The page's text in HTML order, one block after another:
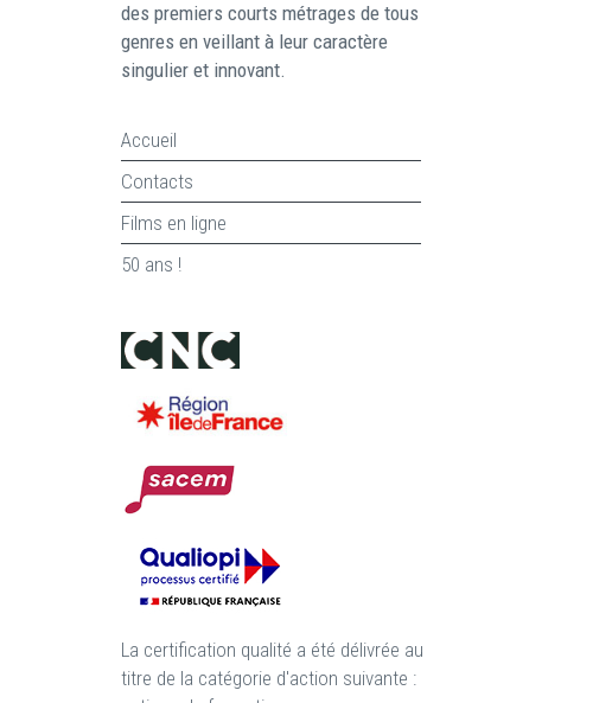
des premiers courts métrages de tous
genres en veillant à leur caractère
singulier et innovant.
Accueil
Contacts
Films en ligne
50 ans !
La certification qualité a été délivrée au
titre de la catégorie d'action suivante :